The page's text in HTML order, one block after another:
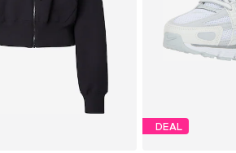
DEAL